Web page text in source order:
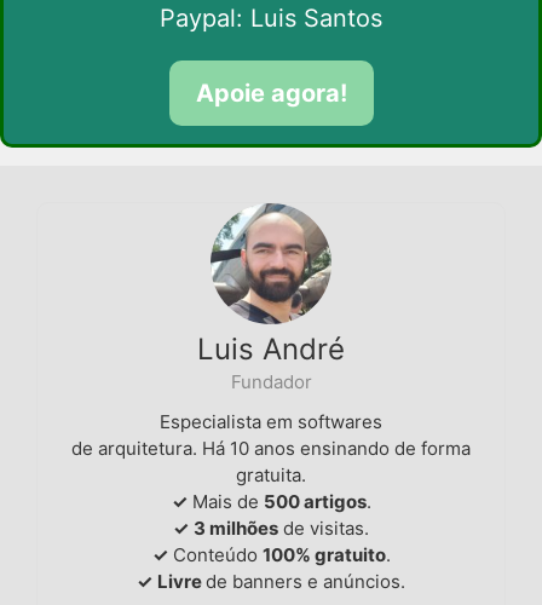
Paypal: Luis Santos
Apoie agora!
Luis André
Fundador
Especialista em softwares
de arquitetura. Há 10 anos ensinando de forma
gratuita.
✓Mais de 500 artigos.
✓ 3 milhões de visitas.
✓Conteúdo 100% gratuito.
✓ Livrede banners e anúncios.